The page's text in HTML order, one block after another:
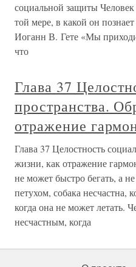
социальной защиты Человек
той мере, в какой он
Иоганн В. Гете «Мы
что
Глава 37
пространства.
отражение
Глава 37 Целостность
жизни, как отражение
не может быстро бегать, а
петухом, собака несчастна,
когда она не может летать.
несчастным, когда